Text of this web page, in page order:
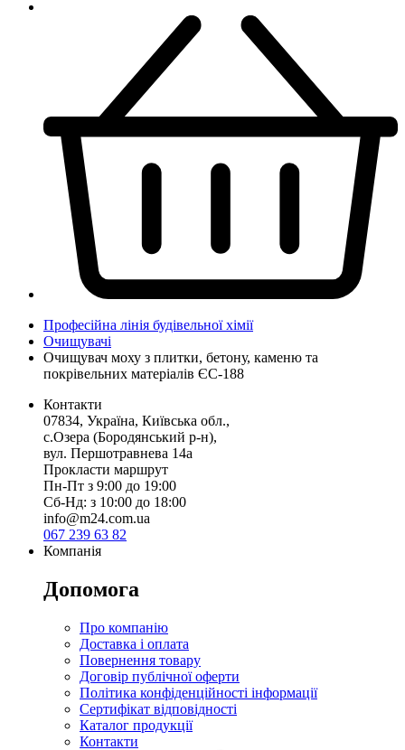
Професійна лінія будівельної хімії
Очищувачі
Очищувач моху з плитки, бетону, каменю та
покрівельних матеріалів ЄС-188
Контакти
07834, Україна, Київська обл.,
с.Озера (Бородянський р-н),
вул. Першотравнева 14а
Прокласти маршрут
Пн-Пт з 9:00 до 19:00
Сб-Нд: з 10:00 до 18:00
info@m24.com.ua
067 239 63 82
Компанія
Допомога
Про компанію
Доставка і оплата
Повернення товару
Договір публічної оферти
Політика конфіденційності інформації
Сертифікат відповідності
Каталог продукції
Контакти